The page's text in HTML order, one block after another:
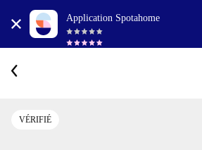
Application Spotahome
VÉRIFIÉ